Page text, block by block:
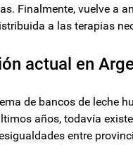
Finalmente, vuelve a
a las terapias
actual en
de bancos de leche
años, todavía
entre